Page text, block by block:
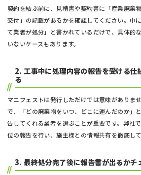
契約を結ぶ前に、見積書や契約書に「産業廃棄
交付」の記載があるかを確認してください。中
て業者が処分」と書かれているだけで、具体的
いないケースもあります。
2.工事中に処理内容の報告を受ける仕
る
マニフェストは発行しただけでは意味がありま
で、「どの廃棄物をいつ、どこに運んだのか」
告してくれる業者を選ぶことが重要です。弊社
位の報告を行い、施主様との情報共有を徹底して
3.最終処分完了後に報告書が出るかチ